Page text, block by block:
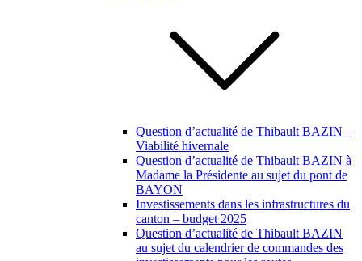
Question d’actualité de Thibault BAZIN –
Viabilité hivernale
Question d’actualité de Thibault BAZIN à
Madame la Présidente au sujet du pont de
BAYON
Investissements dans les infrastructures du
canton – budget 2025
Question d’actualité de Thibault BAZIN
au sujet du calendrier de commandes des